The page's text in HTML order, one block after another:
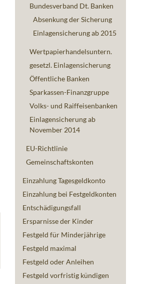
Bundesverband Dt. Banken
Absenkung der Sicherung
Einlagensicherung ab 2015
Wertpapierhandelsuntern.
gesetzl. Einlagensicherung
Öffentliche Banken
Sparkassen-Finanzgruppe
Volks- und Raiffeisenbanken
Einlagensicherung ab
November 2014
EU-Richtlinie
Gemeinschaftskonten
Einzahlung Tagesgeldkonto
Einzahlung bei Festgeldkonten
Entschädigungsfall
Ersparnisse der Kinder
Festgeld für Minderjährige
Festgeld maximal
Festgeld oder Anleihen
Festgeld vorfristig kündigen